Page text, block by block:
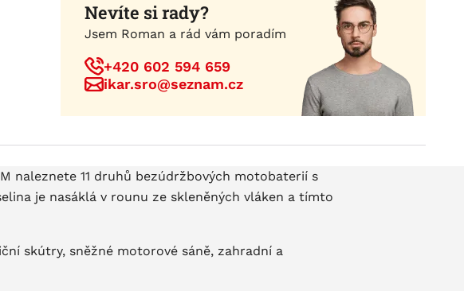
Nevíte si rady?
Jsem Roman a rád vám poradím
+420 602 594 659
ikar.sro@seznam.cz
naleznete 11 druhů bezúdržbových motobaterií s
je nasáklá v rounu ze skleněných vláken a tímto
skútry, sněžné motorové sáně, zahradní a